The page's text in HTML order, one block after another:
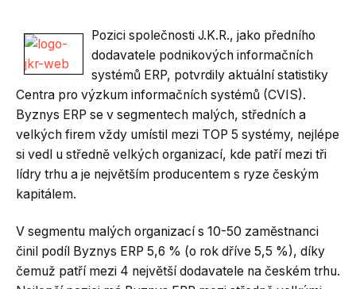
Pozici společnosti J.K.R., jako předního
dodavatele podnikových informačních
systémů ERP, potvrdily aktuální statistiky
Centra pro výzkum informačních systémů (CVIS).
Byznys ERP se v segmentech malých, středních a
velkých firem vždy umístil mezi TOP 5 systémy, nejlépe
si vedl u středně velkých organizací, kde patří mezi tři
lídry trhu a je největším producentem s ryze českým
kapitálem.
V segmentu malých organizací s 10-50 zaměstnanci
činil podíl Byznys ERP 5,6 % (o rok dříve 5,5 %), díky
čemuž patří mezi 4 největší dodavatele na českém trhu.